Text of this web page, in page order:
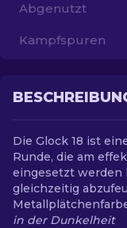
Abgenutzt
Kampfspuren
Die Glock 18 ist
Runde, die am
eingesetzt werden
gleichzeitig
in der Dunkelheit